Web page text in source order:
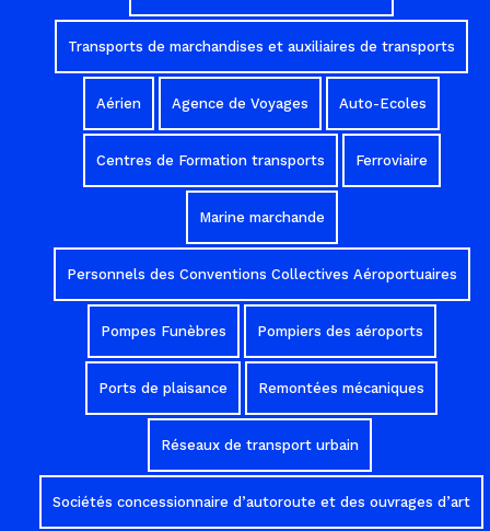
Transports de marchandises et auxiliaires de transports
Aérien Agence de Voyages Auto-Ecoles
Centres de Formation transports Ferroviaire
Marine marchande
Personnels des Conventions Collectives Aéroportuaires
Pompes Funèbres Pompiers des aéroports
Ports de plaisance Remontées mécaniques
Réseaux de transport urbain
Sociétés concessionnaire d’autoroute et des ouvrages d’art